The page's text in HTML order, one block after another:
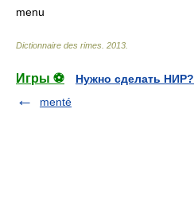
menu
Dictionnaire des rimes 2013
Игры ⚽
Нужно сделать НИР?
menté